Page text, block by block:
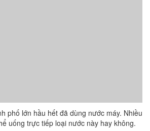
phố lớn hầu hết đã dùng nước máy. Nhiều
uống trực tiếp loại nước này hay không.